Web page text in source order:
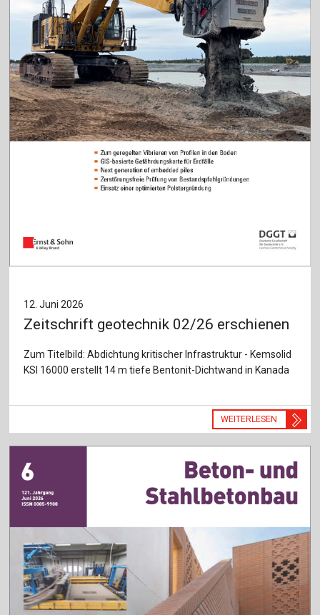
12. Juni 2026
Zeitschrift geotechnik 02/26 erschienen
Zum Titelbild: Abdichtung kritischer Infrastruktur - Kemsolid
KSI 16000 erstellt 14 m tiefe Bentonit-Dichtwand in Kanada
WEITERLESEN